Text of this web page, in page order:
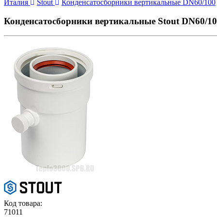
Италия Stout Конденсатосборники вертикальные DN60/100
Конденсатосборники вертикальные Stout DN60/
Код товара:
71011